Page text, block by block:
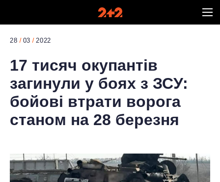
28 03 2022
17 тисяч окупантів
загинули у боях з ЗСУ:
бойові втрати ворога
станом на 28 березня